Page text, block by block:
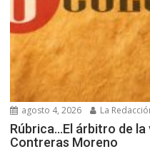
agosto 4, 2026 La
Rúbrica…El árbitro de
Contreras Moreno